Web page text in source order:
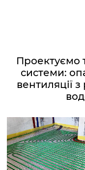
Проектуємо
системи:
вентиляції